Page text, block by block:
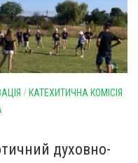
/ КАТЕХИТИЧНА КОМІСІЯ
духовно-